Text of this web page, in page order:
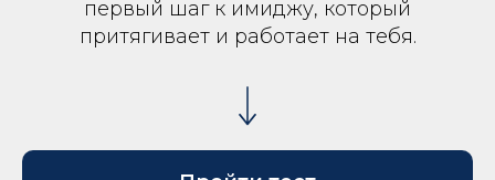
первый шаг к имиджу, который
притягивает и работает на тебя.